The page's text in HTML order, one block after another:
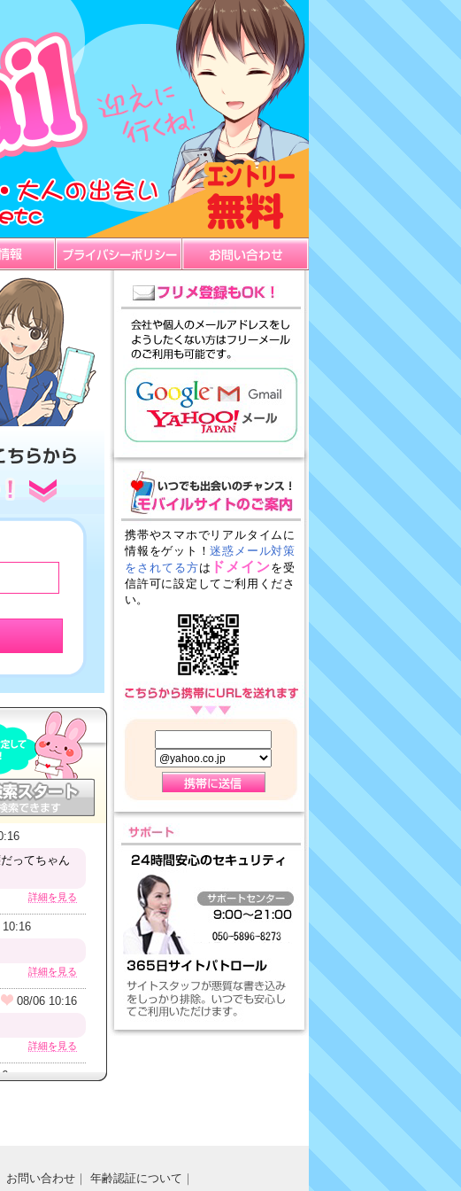
携帯やスマホでリアルタイムに
情報をゲット！迷惑メール対策
をされてる方は ドメインを受
信許可に設定してご利用くださ
い。
お問い合わせ｜ 年齢認証について ｜